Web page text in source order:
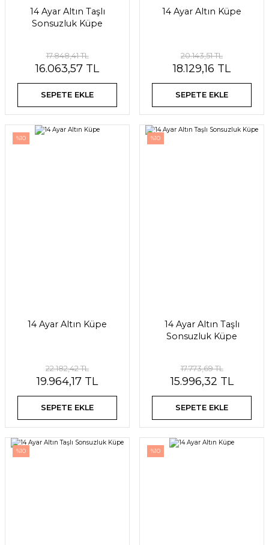
14 Ayar Altın Taşlı
Sonsuzluk Küpe
17.848,41 TL
16.063,57 TL
SEPETE EKLE
14 Ayar Altın Küpe
20.143,51 TL
18.129,16 TL
SEPETE EKLE
%10
14 Ayar Altın Küpe
22.182,42 TL
19.964,17 TL
SEPETE EKLE
%10
14 Ayar Altın Taşlı
Sonsuzluk Küpe
17.773,69 TL
15.996,32 TL
SEPETE EKLE
%10 %10